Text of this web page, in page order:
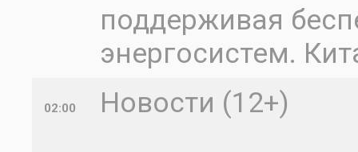
поддерживая
энергосистем.
02:00
Новости (12+)